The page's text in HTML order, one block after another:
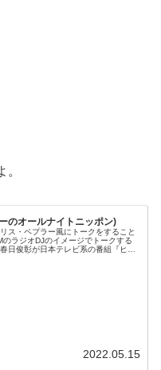
。
のオールナイトニッポン)
ス・ペプラー風にトークをすること
のラジオDJのイメージでトークする
日俊彰が日本テレビ系の番組『ヒル
2022.05.15